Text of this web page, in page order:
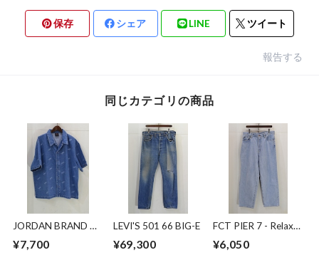
保存 シェア LINE ツイート
報告する
同じカテゴリの商品
JORDAN BRAND デ
¥7,700
LEVI'S 501 66 BIG-E
¥69,300
FCT PIER 7 - Relax
¥6,050